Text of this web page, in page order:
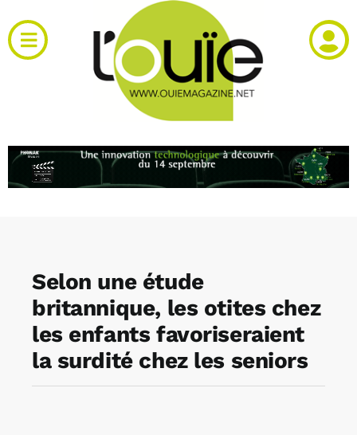
au
contenu
Toggle
Navigation
RH et emploi
Agenda
Kiosque
Selon une étude
britannique, les otites chez
les enfants favoriseraient
la surdité chez les seniors